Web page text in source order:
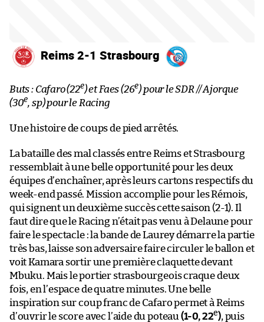
Reims 2-1 Strasbourg
Buts : Cafaro (22e) et Faes (26e) pour le SDR // Ajorque
(30e, sp) pour le Racing
Une histoire de coups de pied arrêtés.
La bataille des mal classés entre Reims et Strasbourg
ressemblait à une belle opportunité pour les deux
équipes d’enchaîner, après leurs cartons respectifs du
week-end passé. Mission accomplie pour les Rémois,
qui signent un deuxième succès cette saison (2-1). Il
faut dire que le Racing n’était pas venu à Delaune pour
faire le spectacle : la bande de Laurey démarre la partie
très bas, laisse son adversaire faire circuler le ballon et
voit Kamara sortir une première claquette devant
Mbuku. Mais le portier strasbourgeois craque deux
fois, en l’espace de quatre minutes. Une belle
inspiration sur coup franc de Cafaro permet à Reims
d’ouvrir le score avec l’aide du poteau (1-0, 22e), puis